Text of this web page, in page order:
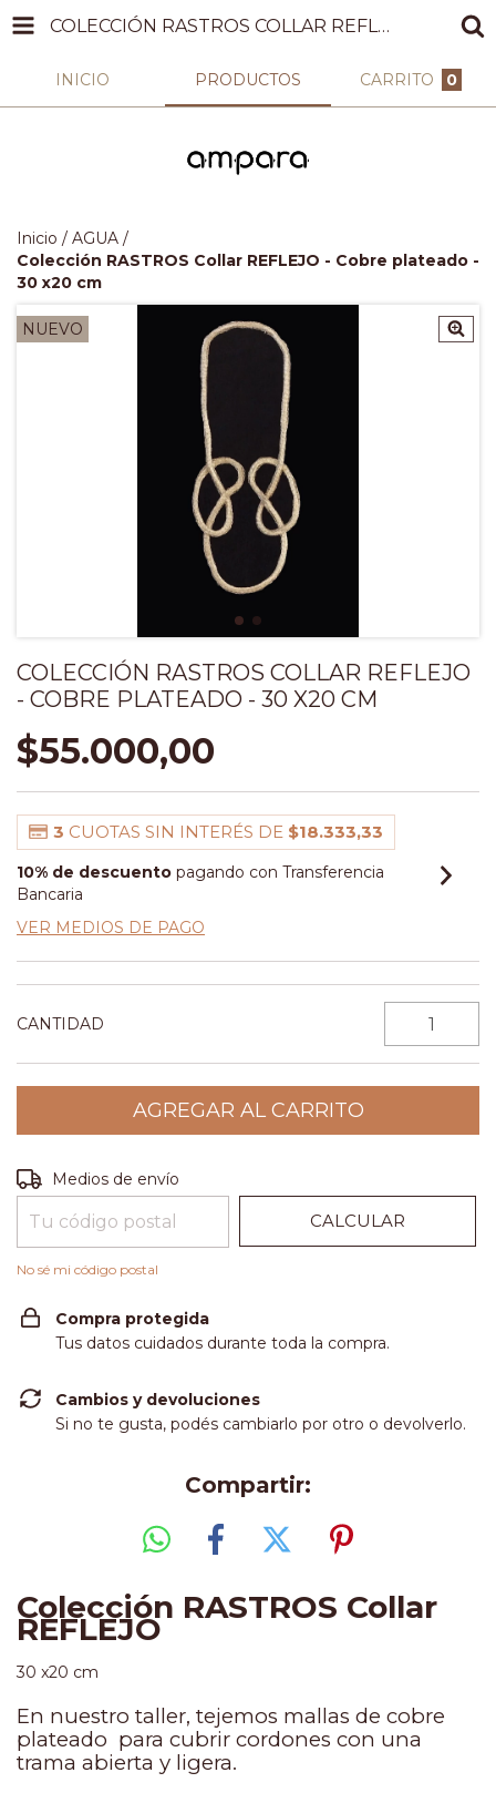
COLECCIÓN RASTROS COLLAR REFLEJO - COBRE PLATEADO - 30 X20 CM
INICIO PRODUCTOS CARRITO 0
Inicio / AGUA /
Colección RASTROS Collar REFLEJO - Cobre plateado -
30 x20 cm
NUEVO
COLECCIÓN RASTROS COLLAR REFLEJO
- COBRE PLATEADO - 30 X20 CM
$55.000,00
3 CUOTAS SIN INTERÉS DE $18.333,33
10% de descuento pagando con Transferencia
Bancaria
VER MEDIOS DE PAGO
CANTIDAD
Entregas para el CP:
Medios de envío
CALCULAR
No sé mi código postal
Compra protegida
Tus datos cuidados durante toda la compra.
Cambios y devoluciones
Si no te gusta, podés cambiarlo por otro o devolverlo.
Compartir:
Colección RASTROS Collar
REFLEJO
30 x20 cm
En nuestro taller, tejemos mallas de cobre
plateado para cubrir cordones con una
trama abierta y ligera.